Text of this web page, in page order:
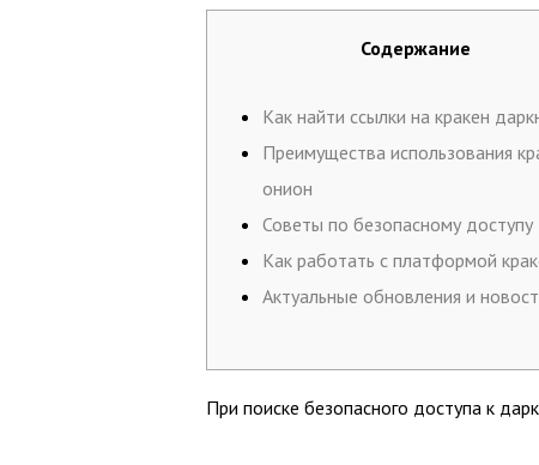
Содержание
Как найти ссылки на кракен
Преимущества использования
онион
Советы по безопасному доступу
Как работать с платформой
Актуальные обновления и
При поиске безопасного доступа к